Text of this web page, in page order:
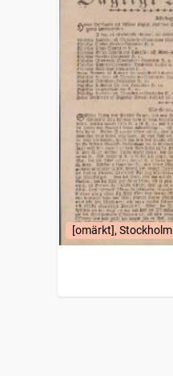
[omärkt], Stockholm